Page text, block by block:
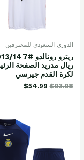
الدوري السعودي للمحترفين
ريترو رونالدو #7
ريال مدريد الصفحة
لكرة القدم جيرسي
$93.98
$54.99